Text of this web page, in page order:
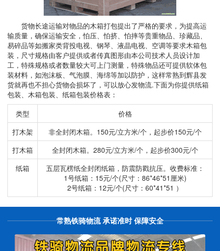
货物长途运输对物品的木箱打包提出了严格的要求，为提高运
输质量，确保运输安全，怕压、怕挤、怕摔等贵重物品、珍藏品、
易碎品等如搬家类背投电视、钢琴、液晶电视、空调等要求木箱包
装，尺寸规格由客户提供或者传真图形由本公司技术人员设计加
工，特殊规格或者数量较大可上门测量，特殊物品还可提供软体包
装材料，如泡沫板、气泡膜、海绵等加以防护，这样常熟到辉县发
货就再也不担心货物会损坏了，可以放心发物流.下面为你提供纸箱
包装、木箱包装、纸箱包装价格表：
类型
价格
打木架
非全封闭木箱。150元/立方米/个，起步价150元/个
打木箱
全封闭木箱。280元/立方米/个，起步价300元/个
纸箱
五层瓦楞纸全封闭纸箱，防震防戳抗压。收费标准：
1号纸箱：15元/个(尺寸：86*46*51厘米)
2号纸箱：12元/个(尺寸：60*41*51 ）
常熟铁骑物流 承诺准时 保障安全